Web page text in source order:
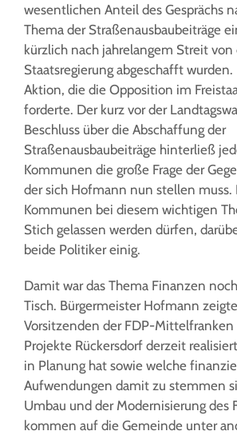
wesentlichen Anteil des Gesprächs
Thema der Straßenausbaubeiträge
kürzlich nach jahrelangem Streit von
Staatsregierung abgeschafft
Aktion, die die Opposition im
forderte. Der kurz vor der
Beschluss über die Abschaffung der
Straßenausbaubeiträge hinterließ
Kommunen die große Frage der
der sich Hofmann nun stellen muss.
Kommunen bei diesem wichtigen
Stich gelassen werden dürfen,
beide Politiker einig.
Damit war das Thema Finanzen
Tisch. Bürgermeister Hofmann
Vorsitzenden der FDP-Mittelfranken
Projekte Rückersdorf derzeit
in Planung hat sowie welche
Aufwendungen damit zu stemmen
Umbau und der Modernisierung des
kommen auf die Gemeinde unter